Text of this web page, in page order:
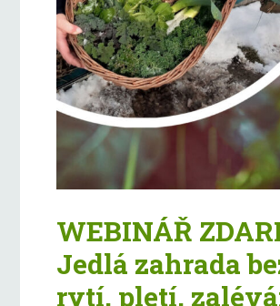
WEBINÁŘ
Jedlá zahrada
rytí, pletí,